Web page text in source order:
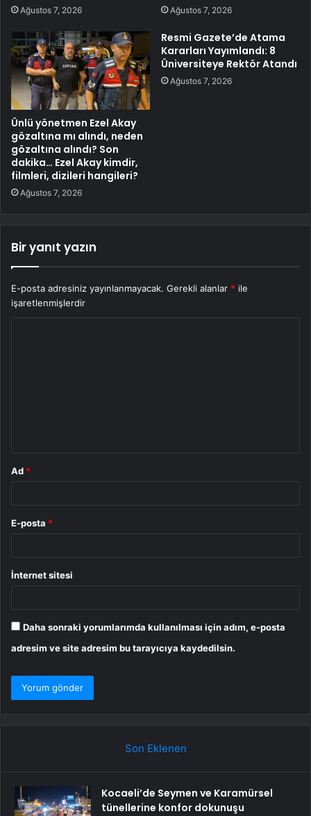
Ağustos 7, 2026 Ağustos 7, 2026
Ünlü yönetmen Ezel Akay
gözaltına mı alındı, neden
gözaltına alındı? Son
dakika… Ezel Akay kimdir,
filmleri, dizileri hangileri?
Ağustos 7, 2026
Resmi Gazete’de Atama
Kararları Yayımlandı: 8
Üniversiteye Rektör Atandı
Ağustos 7, 2026
Bir yanıt yazın
E-posta adresiniz yayınlanmayacak. Gerekli alanlar * ile
işaretlenmişlerdir
Ad *
E-posta *
İnternet sitesi
Daha sonraki yorumlarımda kullanılması için adım, e-posta
adresim ve site adresim bu tarayıcıya kaydedilsin.
Son Eklenen
Kocaeli’de Seymen ve Karamürsel
tünellerine konfor dokunuşu